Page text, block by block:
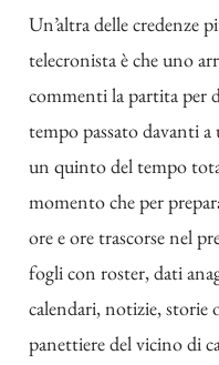
Un’altra delle credenze
telecronista è che uno
commenti la partita per
tempo passato davanti
un quinto del tempo
momento che per
ore e ore trascorse nel
fogli con roster, dati
calendari, notizie, storie
panettiere del vicino di